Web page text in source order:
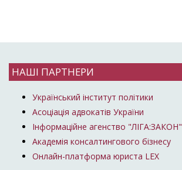
НАШІ ПАРТНЕРИ
Український інститут політики
Асоціація адвокатів України
Інформаційне агенство "ЛІГА:ЗАКОН"
Академія консалтингового бізнесу
Онлайн-платформа юриста LEX